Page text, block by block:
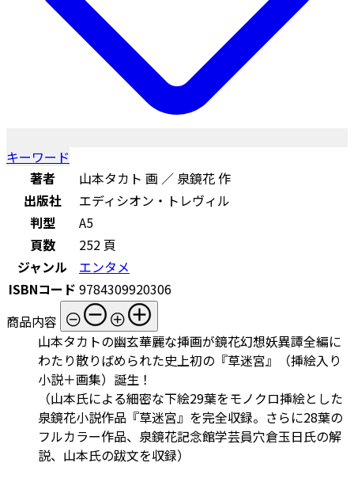
キーワード
著者
山本タカト 画 ／ 泉鏡花 作
出版社
エディシオン・トレヴィル
判型
A5
頁数
252 頁
ジャンル
エンタメ
ISBNコード 9784309920306
商品内容
山本タカトの幽玄華麗な挿画が鏡花幻想妖異譚全編に
わたり散りばめられた史上初の『草迷宮』（挿絵入り
小説＋画集）誕生！
（山本氏による細密な下絵29葉をモノクロ挿絵とした
泉鏡花小説作品『草迷宮』を完全収録。さらに28葉の
フルカラー作品、泉鏡花記念館学芸員穴倉玉日氏の解
説、山本氏の跋文を収録）